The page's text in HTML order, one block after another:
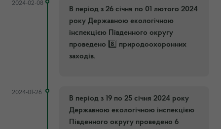
2024-02-08
В період з 26 січня по 01 лютого 2024
року Державною екологічною
інспекцією Південного округу
проведено 8️⃣ природоохоронних
заходів.
2024-01-26
В період з 19 по 25 січня 2024 року
Державною екологічною інспекцією
Південного округу проведено 6